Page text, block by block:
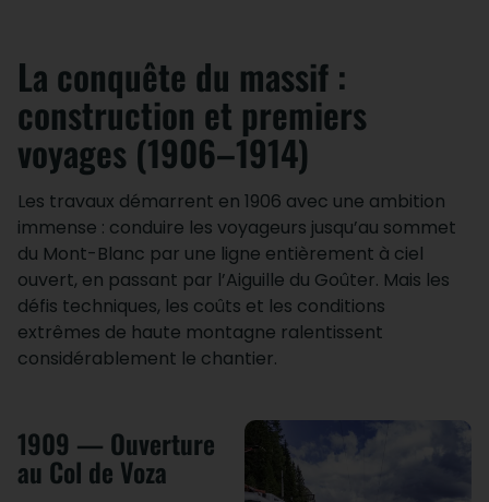
La conquête du massif :
construction et premiers
voyages (1906–1914)
Les travaux démarrent en 1906 avec une ambition
immense : conduire les voyageurs jusqu’au sommet
du Mont-Blanc par une ligne entièrement à ciel
ouvert, en passant par l’Aiguille du Goûter. Mais les
défis techniques, les coûts et les conditions
extrêmes de haute montagne ralentissent
considérablement le chantier.
1909 — Ouverture
au Col de Voza